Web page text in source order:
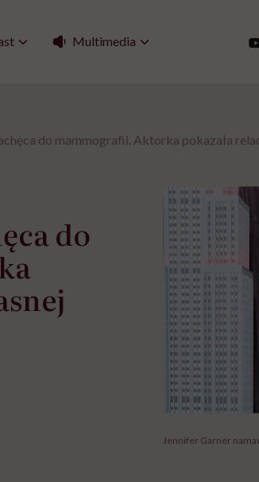
Multimedia
do mammografii. Aktorka pokazała
do
Jennifer Garner